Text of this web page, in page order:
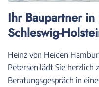
Ihr Baupartner
Schleswig-
Heinz von Heiden
Petersen lädt Sie herzlich
Beratungsgespräch in